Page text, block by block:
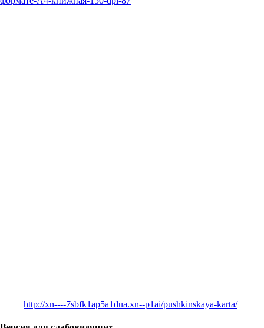
http://xn----7sbfk1ap5a1dua.xn--p1ai/pushkinskaya-karta/